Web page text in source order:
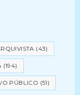
(43)
(194)
PÚBLICO (51)